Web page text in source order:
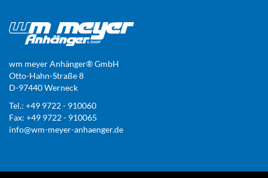
wm meyer Anhänger® GmbH
Otto-Hahn-Straße 8
D-97440 Werneck
Tel.: +49 9722 - 910060
Fax: +49 9722 - 910065
info@wm-meyer-anhaenger.de